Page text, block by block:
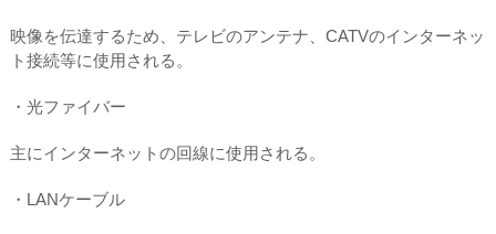
映像を伝達するため、テレビのアンテナ、CATVのインターネッ
ト接続等に使用される。
・光ファイバー
主にインターネットの回線に使用される。
・LANケーブル